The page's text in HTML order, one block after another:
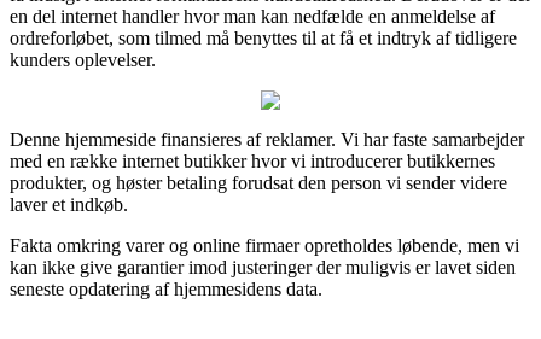
en del internet handler hvor man kan nedfælde en anmeldelse af
ordreforløbet, som tilmed må benyttes til at få et indtryk af tidligere
kunders oplevelser.
Denne hjemmeside finansieres af reklamer. Vi har faste samarbejder
med en række internet butikker hvor vi introducerer butikkernes
produkter, og høster betaling forudsat den person vi sender videre
laver et indkøb.
Fakta omkring varer og online firmaer opretholdes løbende, men vi
kan ikke give garantier imod justeringer der muligvis er lavet siden
seneste opdatering af hjemmesidens data.